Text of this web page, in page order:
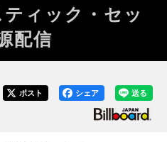
ィック・セッ
配信
送る
シェア
ポスト